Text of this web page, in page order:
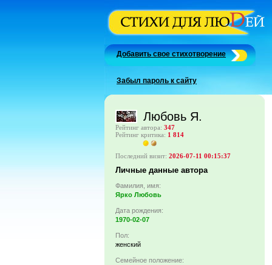
Добавить свое стихотворение
Забыл пароль к сайту
Любовь Я.
Рейтинг автора: 347
Рейтинг критика: 1 814
Последний визит: 2026-07-11 00:15:37
Личные данные автора
Фамилия, имя:
Ярко Любовь
Дата рождения:
1970-02-07
Пол:
женский
Семейное положение: